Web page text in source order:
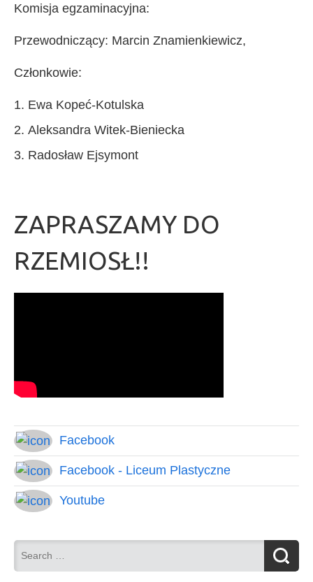
Komisja egzaminacyjna:
Przewodniczący: Marcin Znamienkiewicz,
Członkowie:
Ewa Kopeć-Kotulska
Aleksandra Witek-Bieniecka
Radosław Ejsymont
ZAPRASZAMY DO
RZEMIOSŁ!!
Facebook
Facebook - Liceum Plastyczne
Youtube